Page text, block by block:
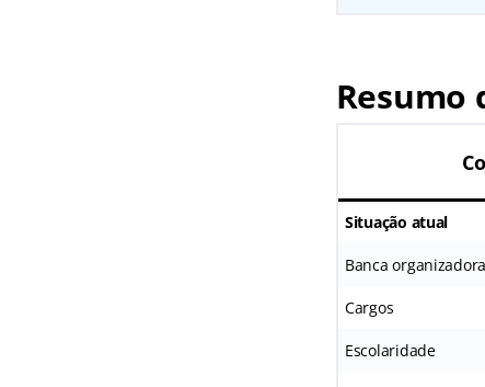
Resumo
Situação atual
Banca organizadora
Cargos
Escolaridade